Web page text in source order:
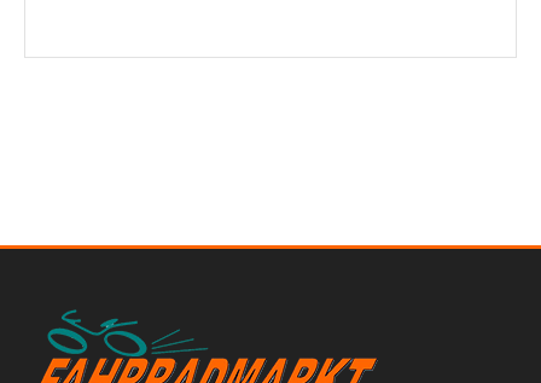
- Achten Sie auf erhöhte Verletzungsgefahr durch
- Beachten Sie die Herstellervorgaben zur Anbringung von
Anbauteilen (Taschen, Schloss, Kindersitz, Trägersysteme usw.)
und zur Verwendung eines Anhängers
- Beachten Sie die im jeweiligen Land geltenden gesetzlichen